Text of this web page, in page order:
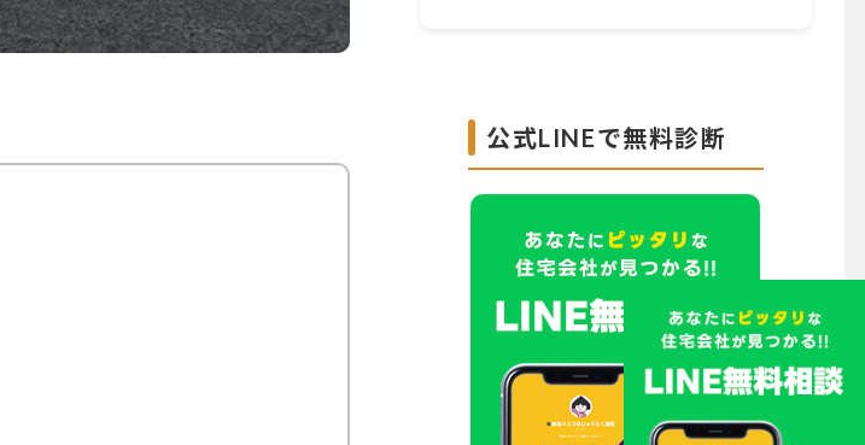
公式LINEで無料診断